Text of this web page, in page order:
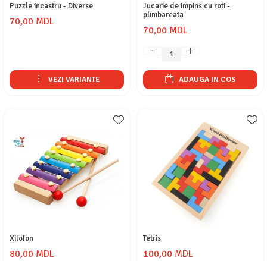
Puzzle incastru - Diverse
70,00 MDL
VEZI VARIANTE
Jucarie de impins cu roti -
plimbareata
70,00 MDL
ADAUGA IN COS
Xilofon
80,00 MDL
Tetris
100,00 MDL